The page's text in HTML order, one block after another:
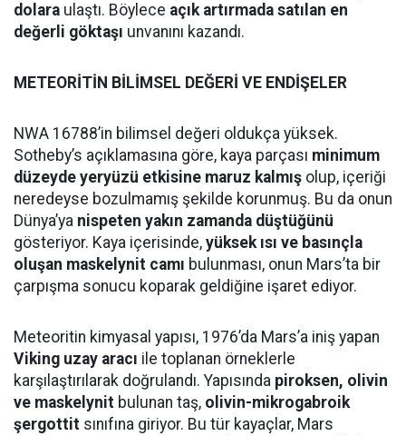
dolara ulaştı. Böylece açık artırmada satılan en
değerli göktaşı unvanını kazandı.
METEORİTİN BİLİMSEL DEĞERİ VE ENDİŞELER
NWA 16788’in bilimsel değeri oldukça yüksek.
Sotheby’s açıklamasına göre, kaya parçası minimum
düzeyde yeryüzü etkisine maruz kalmış olup, içeriği
neredeyse bozulmamış şekilde korunmuş. Bu da onun
Dünya’ya nispeten yakın zamanda düştüğünü
gösteriyor. Kaya içerisinde, yüksek ısı ve basınçla
oluşan maskelynit camı bulunması, onun Mars’ta bir
çarpışma sonucu koparak geldiğine işaret ediyor.
Meteoritin kimyasal yapısı, 1976’da Mars’a iniş yapan
Viking uzay aracı ile toplanan örneklerle
karşılaştırılarak doğrulandı. Yapısında piroksen, olivin
ve maskelynit bulunan taş, olivin-mikrogabroik
şergottit sınıfına giriyor. Bu tür kayaçlar, Mars